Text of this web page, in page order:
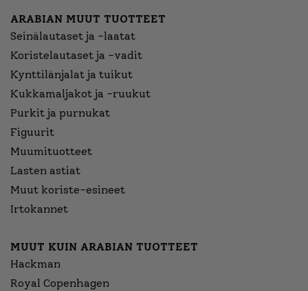
ARABIAN MUUT TUOTTEET
Seinälautaset ja -laatat
Koristelautaset ja -vadit
Kynttilänjalat ja tuikut
Kukkamaljakot ja -ruukut
Purkit ja purnukat
Figuurit
Muumituotteet
Lasten astiat
Muut koriste-esineet
Irtokannet
MUUT KUIN ARABIAN TUOTTEET
Hackman
Royal Copenhagen